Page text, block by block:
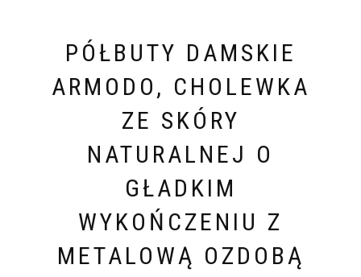
PÓŁBUTY DAMSKIE
ARMODO, CHOLEWKA
ZE SKÓRY
NATURALNEJ O
GŁADKIM
WYKOŃCZENIU Z
METALOWĄ OZDOBĄ